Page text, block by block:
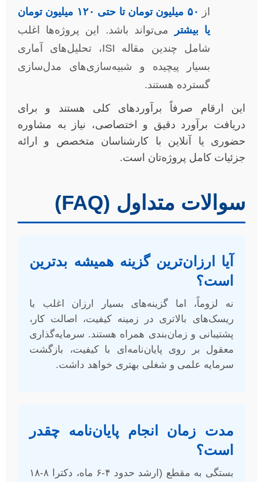
از
۵۰ میلیون تومان تا حتی ۱۲۰ میلیون تومان
یا بیشتر
می‌تواند باشد. این پروژه‌ها اغلب
شامل چندین مقاله ISI، تحلیل‌های آماری
بسیار پیچیده و شبیه‌سازی‌های مدل‌سازی
گسترده هستند.
این ارقام صرفاً برآوردهای کلی هستند و برای
دریافت برآورد دقیق و اختصاصی، نیاز به مشاوره
حضوری یا آنلاین با کارشناسان متخصص و ارائه
جزئیات کامل پروژه‌تان است.
سوالات متداول (FAQ)
آیا ارزان‌ترین گزینه همیشه بدترین
است؟
نه لزوماً، اما گزینه‌های بسیار ارزان اغلب با
ریسک‌های بالاتری در زمینه کیفیت، اصالت کار،
پشتیبانی و زمان‌بندی همراه هستند. سرمایه‌گذاری
معقول بر روی پایان‌نامه‌ای با کیفیت، بازگشت
سرمایه علمی و شغلی بهتری خواهد داشت.
مدت زمان انجام پایان‌نامه چقدر
است؟
بستگی به مقطع (ارشد حدود ۴-۶ ماه، دکترا ۸-۱۸